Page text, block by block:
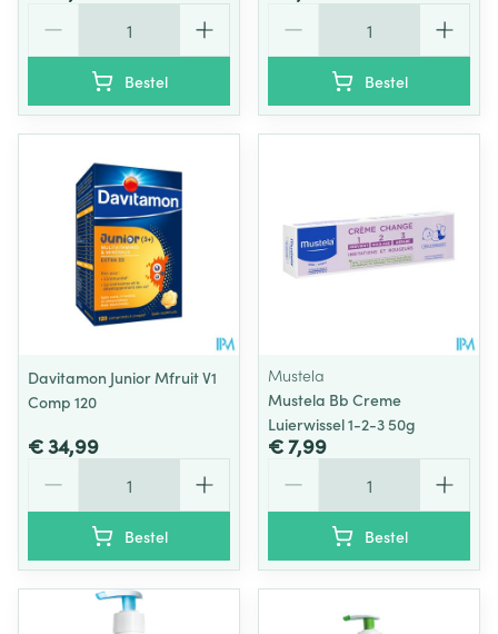
Bestel Bestel
Davitamon Junior Mfruit V1
Comp 120
€ 34,99
Bestel
Mustela
Mustela Bb Creme
Luierwissel 1-2-3 50g
€ 7,99
Bestel